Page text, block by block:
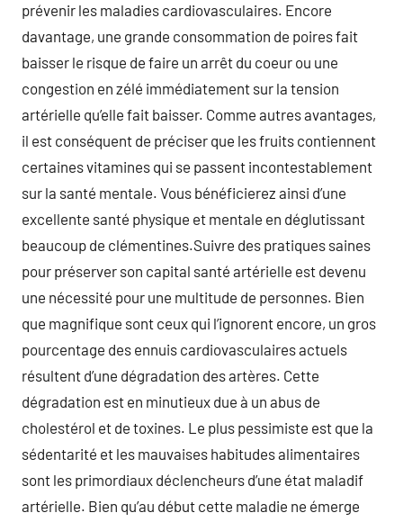
prévenir les maladies cardiovasculaires. Encore
davantage, une grande consommation de poires fait
baisser le risque de faire un arrêt du coeur ou une
congestion en zélé immédiatement sur la tension
artérielle qu’elle fait baisser. Comme autres avantages,
il est conséquent de préciser que les fruits contiennent
certaines vitamines qui se passent incontestablement
sur la santé mentale. Vous bénéficierez ainsi d’une
excellente santé physique et mentale en déglutissant
beaucoup de clémentines.Suivre des pratiques saines
pour préserver son capital santé artérielle est devenu
une nécessité pour une multitude de personnes. Bien
que magnifique sont ceux qui l’ignorent encore, un gros
pourcentage des ennuis cardiovasculaires actuels
résultent d’une dégradation des artères. Cette
dégradation est en minutieux due à un abus de
cholestérol et de toxines. Le plus pessimiste est que la
sédentarité et les mauvaises habitudes alimentaires
sont les primordiaux déclencheurs d’une état maladif
artérielle. Bien qu’au début cette maladie ne émerge